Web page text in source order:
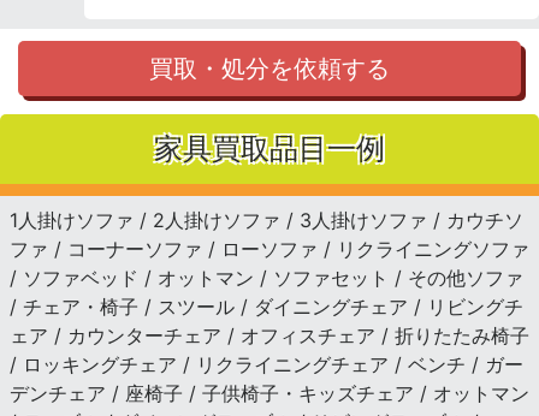
買取・処分を依頼する
家具買取品目一例
1人掛けソファ / 2人掛けソファ / 3人掛けソファ / カウチソ
ファ / コーナーソファ / ローソファ / リクライニングソファ
/ ソファベッド / オットマン / ソファセット / その他ソファ
/ チェア・椅子 / スツール / ダイニングチェア / リビングチ
ェア / カウンターチェア / オフィスチェア / 折りたたみ椅子
/ ロッキングチェア / リクライニングチェア / ベンチ / ガー
デンチェア / 座椅子 / 子供椅子・キッズチェア / オットマン